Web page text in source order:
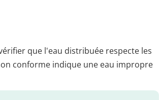
que l'eau distribuée respecte les
conforme indique une eau impropre